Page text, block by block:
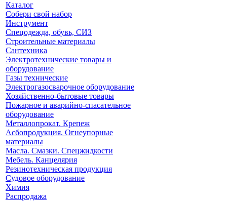
Каталог
Собери свой набор
Инструмент
Спецодежда, обувь, СИЗ
Строительные материалы
Сантехника
Электротехнические товары и
оборудование
Газы технические
Электрогазосварочное оборудование
Хозяйственно-бытовые товары
Пожарное и аварийно-спасательное
оборудование
Металлопрокат. Крепеж
Асбопродукция. Огнеупорные
материалы
Масла. Смазки. Спецжидкости
Мебель. Канцелярия
Резинотехническая продукция
Судовое оборудование
Химия
Распродажа